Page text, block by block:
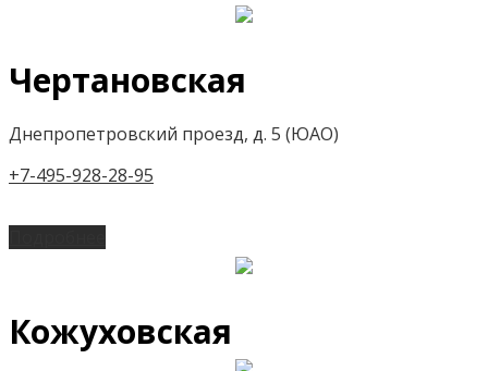
Чертановская
Днепропетровский проезд, д. 5 (ЮАО)
+7-495-928-28-95
Кожуховская